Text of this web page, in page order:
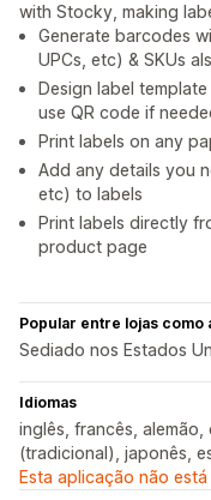
with Stocky, making
Generate barcodes
UPCs, etc) & SKUs
Design label
use QR code if
Print labels on any
Add any details you
etc) to labels
Print labels directly
product page
Popular entre lojas como
Sediado nos Estados
Idiomas
inglês, francês,
(tradicional), japonês,
Esta aplicação não